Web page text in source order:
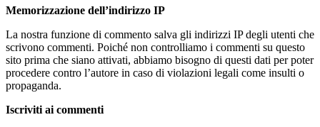
Memorizzazione dell’indirizzo IP
La nostra funzione di commento salva gli indirizzi IP degli utenti che
scrivono commenti. Poiché non controlliamo i commenti su questo
sito prima che siano attivati, abbiamo bisogno di questi dati per poter
procedere contro l’autore in caso di violazioni legali come insulti o
propaganda.
Iscriviti ai commenti